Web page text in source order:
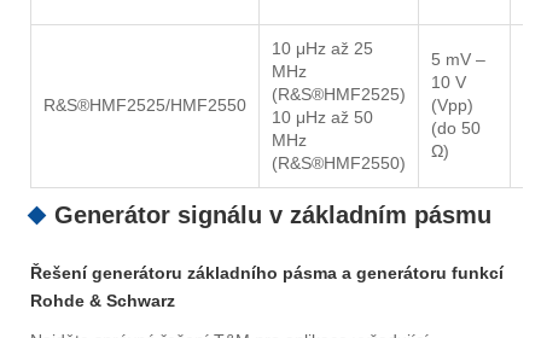
R&S®HMF2525/HMF2550
10 μHz až 25
MHz
(R&S®HMF2525)
10 μHz až 50
MHz
(R&S®HMF2550)
5 mV –
10 V
(Vpp)
(do 50
Ω)
Generátor signálu v základním pásmu
Řešení generátoru základního pásma a generátoru funkcí
Rohde & Schwarz